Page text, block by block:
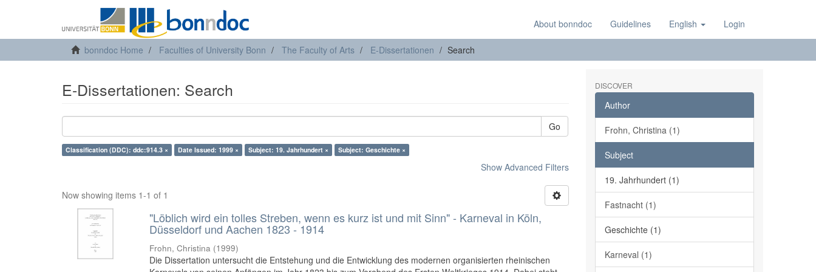
About bonndoc Guidelines English Login
bonndoc Home Faculties of University Bonn The Faculty of Arts E-Dissertationen Search
E-Dissertationen: Search
Go
Classification (DDC): ddc:914.3 × Date Issued: 1999 × Subject: 19. Jahrhundert × Subject: Geschichte ×
Show Advanced Filters
Now showing items 1-1 of 1
"Löblich wird ein tolles Streben, wenn es kurz ist und mit Sinn" - Karneval in Köln,
Düsseldorf und Aachen 1823 - 1914
Frohn, Christina (1999)
Die Dissertation untersucht die Entstehung und die Entwicklung des modernen organisierten rheinischen
DISCOVER
Author
Frohn, Christina (1)
Subject
19. Jahrhundert (1)
Fastnacht (1)
Geschichte (1)
Karneval (1)